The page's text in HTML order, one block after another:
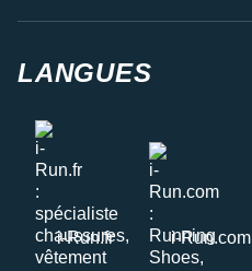
LANGUES
i-Run.fr i-Run.com